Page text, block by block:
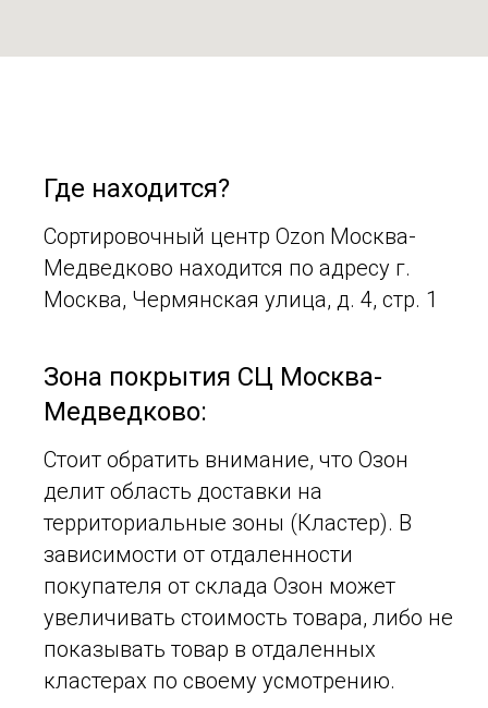
Где находится?
Сортировочный центр Ozon Москва-
Медведково находится по адресу г.
Москва, Чермянская улица, д. 4, стр. 1
Зона покрытия СЦ Москва-
Медведково:
Стоит обратить внимание, что Озон
делит область доставки на
территориальные зоны (Кластер). В
зависимости от отдаленности
покупателя от склада Озон может
увеличивать стоимость товара, либо не
показывать товар в отдаленных
кластерах по своему усмотрению.